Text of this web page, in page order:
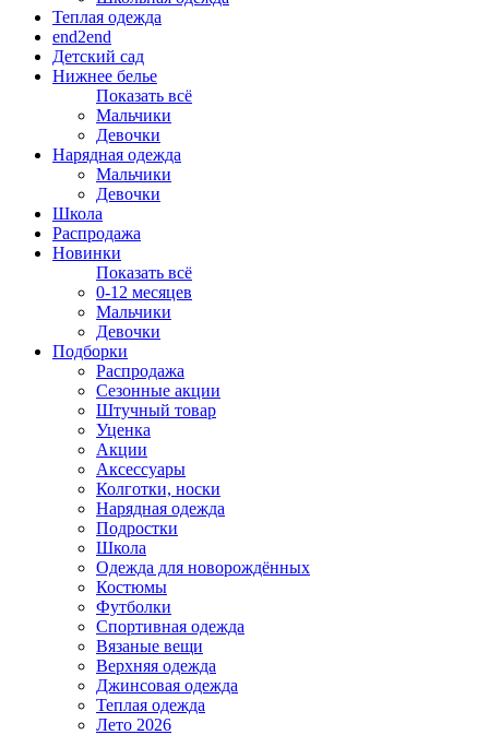
Теплая одежда
end2end
Детский сад
Нижнее белье
Показать всё
Мальчики
Девочки
Нарядная одежда
Мальчики
Девочки
Школа
Распродажа
Новинки
Показать всё
0-12 месяцев
Мальчики
Девочки
Подборки
Распродажа
Сезонные акции
Штучный товар
Уценка
Акции
Аксессуары
Колготки, носки
Нарядная одежда
Подростки
Школа
Одежда для новорождённых
Костюмы
Футболки
Спортивная одежда
Вязаные вещи
Верхняя одежда
Джинсовая одежда
Теплая одежда
Лето 2026